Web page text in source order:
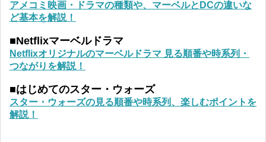
アメコミ映画・ドラマの種類や、マーベルとDCの違いな
ど基本を解説！
■Netflixマーベルドラマ
Netflixオリジナルのマーベルドラマ 見る順番や時系列・
つながりを解説！
■はじめてのスター・ウォーズ
スター・ウォーズの見る順番や時系列、楽しむポイントを
解説！